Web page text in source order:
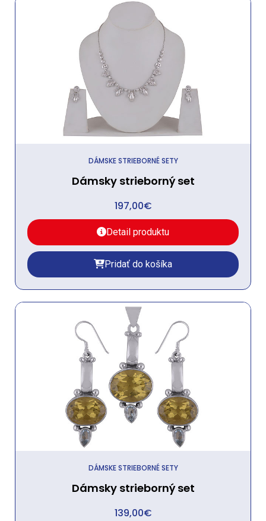
DÁMSKE STRIEBORNÉ SETY
Dámsky strieborný set
197,00€
Detail produktu
Pridať do košíka
DÁMSKE STRIEBORNÉ SETY
Dámsky strieborný set
139,00€